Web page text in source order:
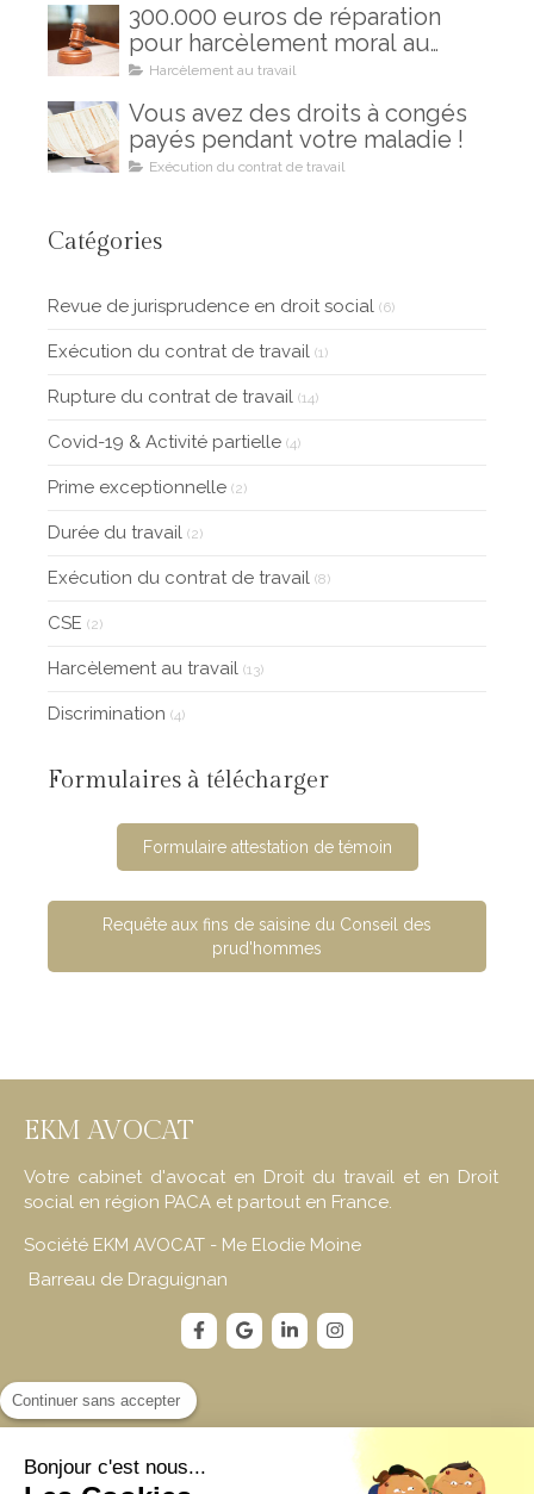
300.000 euros de réparation
pour harcèlement moral au
travail : un combat gagné !
Harcèlement au travail
Vous avez des droits à congés
payés pendant votre maladie !
Exécution du contrat de travail
Catégories
Revue de jurisprudence en droit social (6)
Exécution du contrat de travail (1)
Rupture du contrat de travail (14)
Covid-19 & Activité partielle (4)
Prime exceptionnelle (2)
Durée du travail (2)
Exécution du contrat de travail (8)
CSE (2)
Harcèlement au travail (13)
Discrimination (4)
Formulaires à télécharger
Formulaire attestation de témoin
Requête aux fins de saisine du Conseil des
prud'hommes
EKM AVOCAT
Votre cabinet d'avocat en Droit du travail et en Droit
social en région PACA et partout en France.
Société EKM AVOCAT - Me Elodie Moine
Barreau de Draguignan
Contact
66 Avenue Thalès Technoparc Epsilon II
Continuer sans accepter
Bonjour c'est nous...